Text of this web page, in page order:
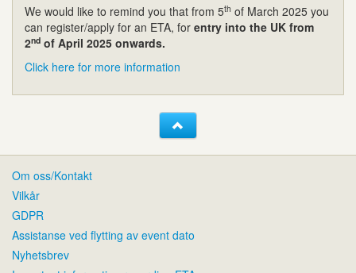
We would like to remind you that from 5th of March 2025 you
can register/apply for an ETA, for entry into the UK from
2nd of April 2025 onwards.
Click here for more information
Om oss/Kontakt
Vilkår
GDPR
Assistanse ved flytting av event dato
Nyhetsbrev